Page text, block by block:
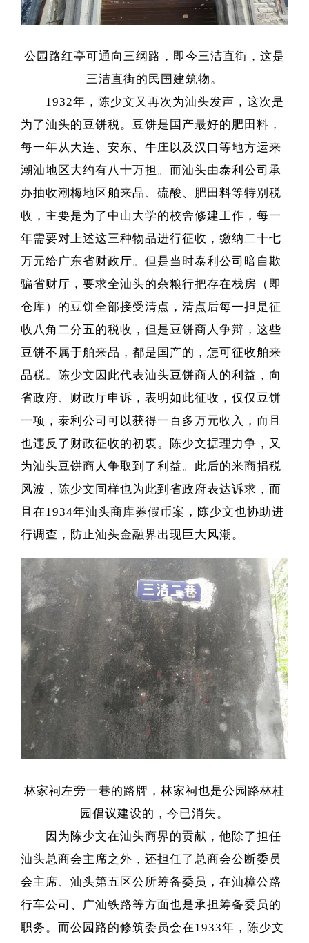
公园路红亭可通向三纲路，即今三洁直街，这是
三洁直街的民国建筑物。
1932年，陈少文又再次为汕头发声，这次是
为了汕头的豆饼税。豆饼是国产最好的肥田料，
每一年从大连、安东、牛庄以及汉口等地方运来
潮汕地区大约有八十万担。而汕头由泰利公司承
办抽收潮梅地区舶来品、硫酸、肥田料等特别税
收，主要是为了中山大学的校舍修建工作，每一
年需要对上述这三种物品进行征收，缴纳二十七
万元给广东省财政厅。但是当时泰利公司暗自欺
骗省财厅，要求全汕头的杂粮行把存在栈房（即
仓库）的豆饼全部接受清点，清点后每一担是征
收八角二分五的税收，但是豆饼商人争辩，这些
豆饼不属于舶来品，都是国产的，怎可征收舶来
品税。陈少文因此代表汕头豆饼商人的利益，向
省政府、财政厅申诉，表明如此征收，仅仅豆饼
一项，泰利公司可以获得一百多万元收入，而且
也违反了财政征收的初衷。陈少文据理力争，又
为汕头豆饼商人争取到了利益。此后的米商捐税
风波，陈少文同样也为此到省政府表达诉求，而
且在1934年汕头商库券假币案，陈少文也协助进
行调查，防止汕头金融界出现巨大风潮。
林家祠左旁一巷的路牌，林家祠也是公园路林桂
园倡议建设的，今已消失。
因为陈少文在汕头商界的贡献，他除了担任
汕头总商会主席之外，还担任了总商会公断委员
会主席、汕头第五区公所筹备委员，在汕樟公路
行车公司、广汕铁路等方面也是承担筹备委员的
职务。而公园路的修筑委员会在1933年，陈少文